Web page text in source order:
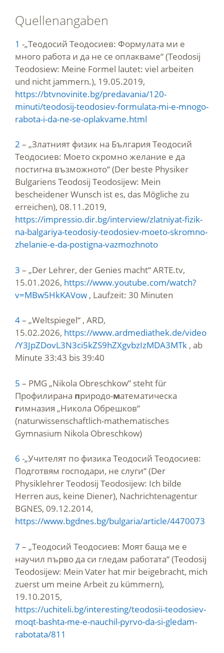
Quellenangaben
1 -„Теодосий Теодосиев: Формулата ми е
много работа и да не се оплакваме“ (Teodosij
Teodosiew: Meine Formel lautet: viel arbeiten
und nicht jammern.), 19.05.2019,
https://btvnovinite.bg/predavania/120-
minuti/teodosij-teodosiev-formulata-mi-e-mnogo-
rabota-i-da-ne-se-oplakvame.html
2 – „Златният физик на България Теодосий
Теодосиев: Моето скромно желание е да
постигна възможното“ (Der beste Physiker
Bulgariens Teodosij Teodosijew: Mein
bescheidener Wunsch ist es, das Mögliche zu
erreichen), 08.11.2019,
https://impressio.dir.bg/interview/zlatniyat-fizik-
na-balgariya-teodosiy-teodosiev-moeto-skromno-
zhelanie-e-da-postigna-vazmozhnoto
3 – „Der Lehrer, der Genies macht“ ARTE.tv,
15.01.2026, https://www.youtube.com/watch?
v=MBw5HkKAVow , Laufzeit: 30 Minuten
4– „Weltspiegel“ , ARD,
15.02.2026, https://www.ardmediathek.de/video
/Y3JpZDovL3N3ci5kZS9hZXgvbzIzMDA3MTk , ab
Minute 33:43 bis 39:40
5 – PMG „Nikola Obreschkow” steht für
Профилирана природо-математическа
гимназия „Никола Обрешков“
(naturwissenschaftlich-mathematisches
Gymnasium Nikola Obreschkow)
6 -„Учителят по физика Теодосий Теодосиев:
Подготвям господари, не слуги“ (Der
Physiklehrer Teodosij Teodosijew: Ich bilde
Herren aus, keine Diener), Nachrichtenagentur
BGNES, 09.12.2014,
https://www.bgdnes.bg/bulgaria/article/4470073
7 – „Теодосий Теодосиев: Моят баща ме е
научил първо да си гледам работата“ (Teodosij
Teodosijew: Mein Vater hat mir beigebracht, mich
zuerst um meine Arbeit zu kümmern),
19.10.2015,
https://uchiteli.bg/interesting/teodosii-teodosiev-
moqt-bashta-me-e-nauchil-pyrvo-da-si-gledam-
rabotata/811